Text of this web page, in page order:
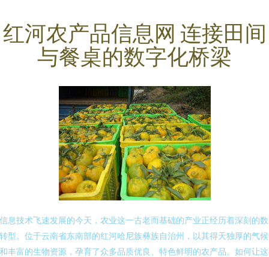
红河农产品信息网 连接田间
与餐桌的数字化桥梁
息技术飞速发展的今天，农业这一古老而基础的产业正经历着深刻的
型。位于云南省东南部的红河哈尼族彝族自治州，以其得天独厚的气
丰富的生物资源，孕育了众多品质优良、特色鲜明的农产品。如何让